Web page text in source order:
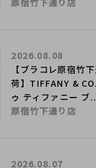
【ブラコレ原宿竹
荷】TIFFANY &
ゥ ティファニー ブ
2026.08.08
原宿竹下通り店
2026.08.07